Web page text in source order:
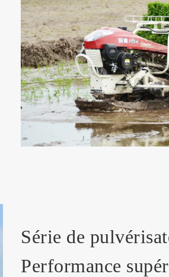
Série de
Performance